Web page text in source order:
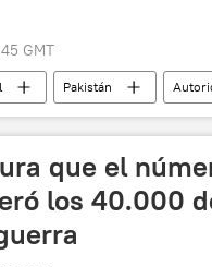
GMT
Pakistán
que el
los 40.000